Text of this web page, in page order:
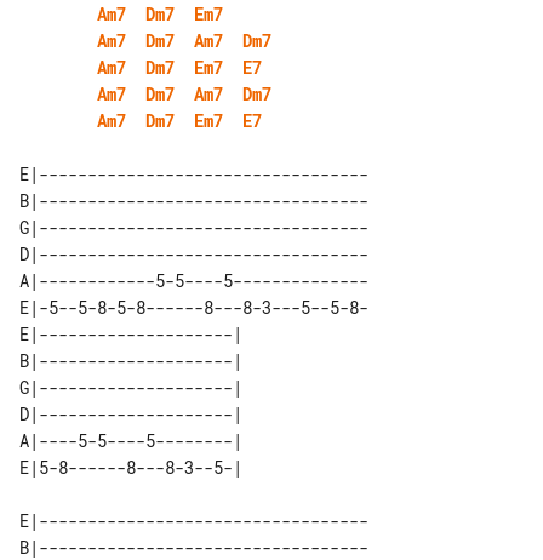
Am7
Dm7
Em7
Am7
Dm7 Am7
Dm7
Am7
Dm7 Em7
E7
Am7
Dm7 Am7
Dm7
Am7
Dm7 Em7 E7
E|----------------------------------
B|----------------------------------
G|----------------------------------
D|----------------------------------
A|------------5-5----5--------------
E|-5--5-8-5-8------8---8-3---5--5-8-
E|--------------------|
B|--------------------|
G|--------------------|
D|--------------------|
A|----5-5----5--------|
E|----------------------------------
B|----------------------------------